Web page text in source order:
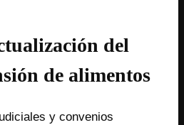
del
de alimentos
y convenios